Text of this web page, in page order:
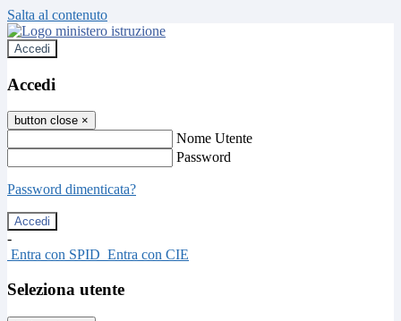
Salta al contenuto
Accedi
Accedi
button close ×
Nome Utente
Password
Password dimenticata?
-
Entra con SPID Entra con CIE
Seleziona utente